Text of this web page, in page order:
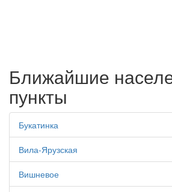
Ближайшие
пункты
Букатинка
Вила-Ярузская
Вишневое